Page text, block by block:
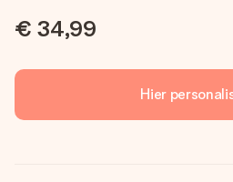
€ 34,99
Hier